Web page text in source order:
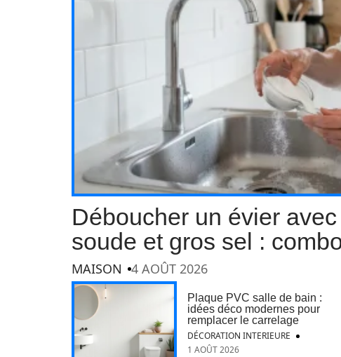
Déboucher un évier
soude et gros sel :
MAISON 4 AOÛT 2026
Plaque PVC salle de bain :
idées déco modernes pour
remplacer le carrelage
DÉCORATION INTERIEURE
1 AOÛT 2026